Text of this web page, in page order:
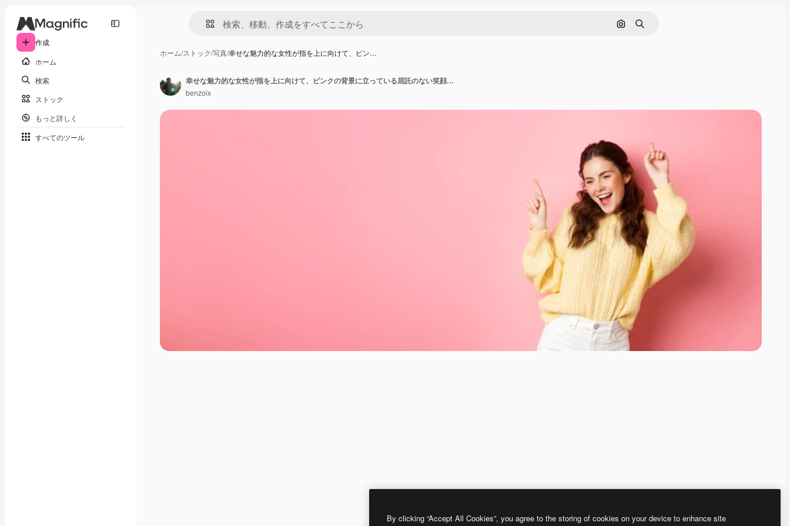
作成
ホーム
検索
ストック
もっと詳しく
すべてのツール
画像で検索
検索
ホーム/ストック/写真/幸せな魅力的な女性が指を上に向けて、ピン…
幸せな魅力的な女性が指を上に向けて、ピンクの背景に立っている屈託のない笑顔の明るいダンスを楽しんでいます
benzoix
By clicking “Accept All Cookies”, you agree to the storing of cookies on your device to enhance site